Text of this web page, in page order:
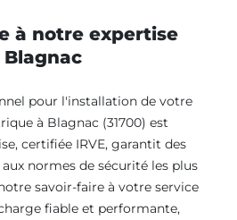
à notre expertise
Blagnac
pour l'installation de votre
à Blagnac (31700) est
certifiée IRVE, garantit des
normes de sécurité les plus
savoir-faire à votre service
fiable et performante,